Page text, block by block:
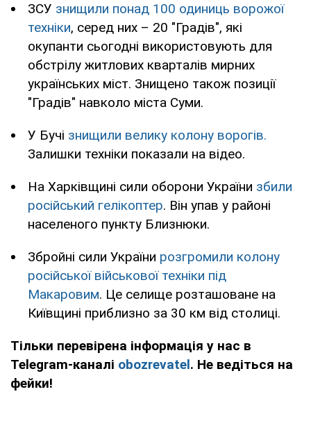
ЗСУ знищили понад 100 одиниць ворожої
техніки, серед них – 20 "Градів", які
окупанти сьогодні використовують для
обстрілу житлових кварталів мирних
українських міст. Знищено також позиції
"Градів" навколо міста Суми.
У Бучі знищили велику колону ворогів.
Залишки техніки показали на відео.
На Харківщині сили оборони України збили
російський гелікоптер. Він упав у районі
населеного пункту Близнюки.
Збройні сили України розгромили колону
російської військової техніки під
Макаровим. Це селище розташоване на
Київщині приблизно за 30 км від столиці.
Тільки перевірена інформація у нас в
Telegram-каналі obozrevatel. Не ведіться на
фейки!